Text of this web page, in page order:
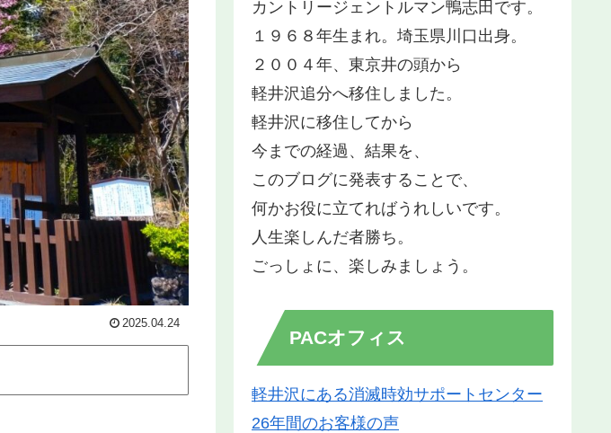
2025.04.24
カントリージェントルマン鴨志田です。
１９６８年生まれ。埼玉県川口出身。
２００４年、東京井の頭から
軽井沢追分へ移住しました。
軽井沢に移住してから
今までの経過、結果を、
このブログに発表することで、
何かお役に立てればうれしいです。
人生楽しんだ者勝ち。
ごっしょに、楽しみましょう。
PACオフィス
軽井沢にある消滅時効サポートセンター
26年間のお客様の声